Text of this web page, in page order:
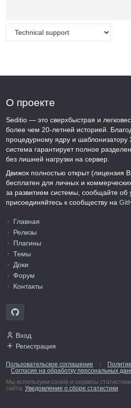
О проекте
Seditio — это сверхбыстрая и
более чем 20-летней историей.
процедурному ядру и шаблонизатору
система гарантирует полное
без лишней нагрузки на сервер.
Движок полностью открыт (лицензия
бесплатен для личных и
за развитием системы, сообщайте об
присоединяйтесь к сообществу на
Главная
Релизы
Плагины
Темы
Доки
Форум
Контакты
Вход
Регистрация
Пользовательское соглашение
Согласие на обработку персональных
Мы используем cookie и сервисы
сайта. Уведомление о сборе статистики